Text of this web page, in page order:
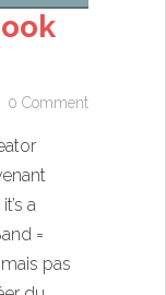
0 Comment
a
=
pas